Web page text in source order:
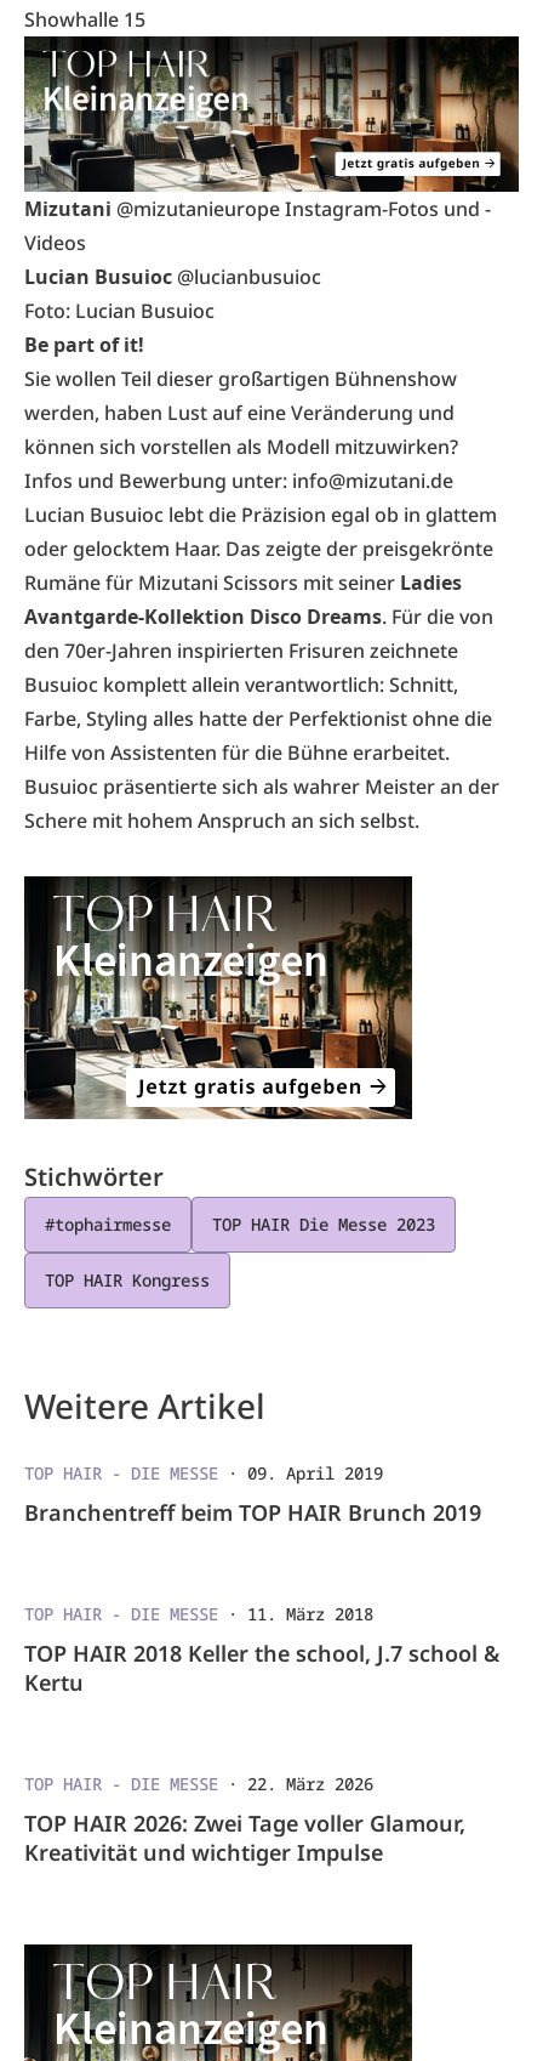
Showhalle 15
Mizutani @mizutanieurope Instagram-Fotos und -
Videos
Lucian Busuioc @lucianbusuioc
Foto: Lucian Busuioc
Be part of it!
Sie wollen Teil dieser großartigen Bühnenshow
werden, haben Lust auf eine Veränderung und
können sich vorstellen als Modell mitzuwirken?
Infos und Bewerbung unter: info@mizutani.de
Lucian Busuioc lebt die Präzision egal ob in glattem
oder gelocktem Haar. Das zeigte der preisgekrönte
Rumäne für Mizutani Scissors mit seiner Ladies
Avantgarde-Kollektion Disco Dreams. Für die von
den 70er-Jahren inspirierten Frisuren zeichnete
Busuioc komplett allein verantwortlich: Schnitt,
Farbe, Styling alles hatte der Perfekti­onist ohne die
Hilfe von Assistenten für die Bühne erarbeitet.
Busuioc präsentierte sich als wahrer Meister an der
Schere mit hohem Anspruch an sich selbst.
Stichwörter
#tophairmesse TOP HAIR Die Messe 2023
TOP HAIR Kongress
Weitere Artikel
TOP HAIR - DIE MESSE · 09. April 2019
Branchentreff beim TOP HAIR Brunch 2019
TOP HAIR - DIE MESSE · 11. März 2018
TOP HAIR 2018 Keller the school, J.7 school &
Kertu
TOP HAIR - DIE MESSE · 22. März 2026
TOP HAIR 2026: Zwei Tage voller Glamour,
Kreativität und wichtiger Impulse